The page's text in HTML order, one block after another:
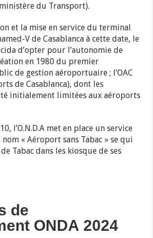
du Transport).
et la mise en service du terminal
V de Casablanca à cette date, le
d’opter pour l’autonomie de
en 1980 du premier
de gestion aéroportuaire ; l’OAC
de Casablanca), dont les
initialement limitées aux aéroports
l’O.N.D.A met en place un service
« Aéroport sans Tabac » se qui
Tabac dans les kiosque de ses
de
ONDA 2024